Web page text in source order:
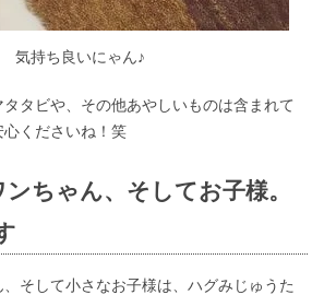
気持ち良いにゃん♪
タビや、その他あやしいものは含まれて
くださいね！笑
ちゃん、そしてお子様。
そして小さなお子様は、ハグみじゅうた